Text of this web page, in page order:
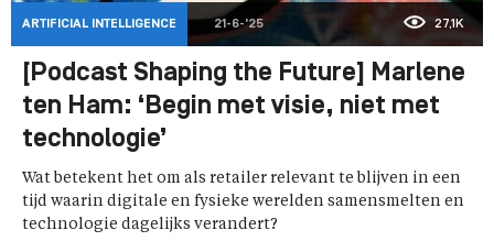
ARTIFICIAL INTELLIGENCE 21-6-'25 27,1K
[Podcast Shaping the Future] Marlene
ten Ham: ‘Begin met visie, niet met
technologie’
Wat betekent het om als retailer relevant te blijven in een
tijd waarin digitale en fysieke werelden samensmelten en
technologie dagelijks verandert?